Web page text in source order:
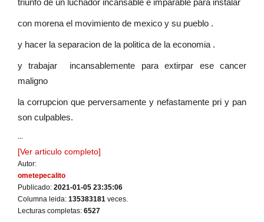
triunfo de un luchador incansable e imparable para instalar
con morena el movimiento de mexico y su pueblo .
y hacer la separacion de la politica de la economia .
y trabajar incansablemente para extirpar ese cancer
maligno
la corrupcion que perversamente y nefastamente pri y pan
son culpables.
...
[Ver articulo completo]
Autor:
ometepecalito
Publicado: 2021-01-05 23:35:06
Columna leida: 135383181 veces.
Lecturas completas: 6527